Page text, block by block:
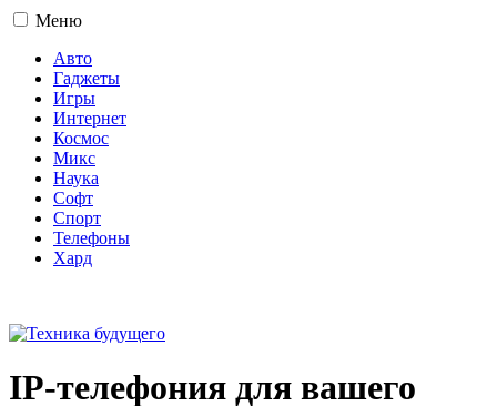
Меню
Авто
Гаджеты
Игры
Интернет
Космос
Микс
Наука
Софт
Спорт
Телефоны
Хард
IP-телефония для вашего